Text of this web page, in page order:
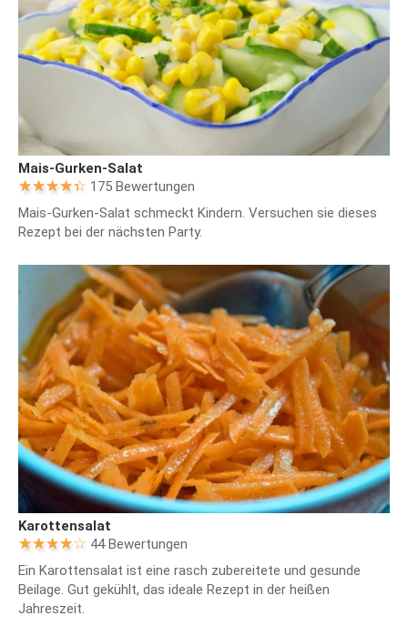
Mais-Gurken-Salat
175 Bewertungen
Mais-Gurken-Salat schmeckt Kindern. Versuchen sie dieses
Rezept bei der nächsten Party.
Karottensalat
44 Bewertungen
Ein Karottensalat ist eine rasch zubereitete und gesunde
Beilage. Gut gekühlt, das ideale Rezept in der heißen
Jahreszeit.